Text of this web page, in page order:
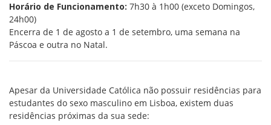
Horário de Funcionamento: 7h30 à 1h00 (exceto Domingos,
24h00)
Encerra de 1 de agosto a 1 de setembro, uma semana na
Páscoa e outra no Natal.
Apesar da Universidade Católica não possuir residências para
estudantes do sexo masculino em Lisboa, existem duas
residências próximas da sua sede: